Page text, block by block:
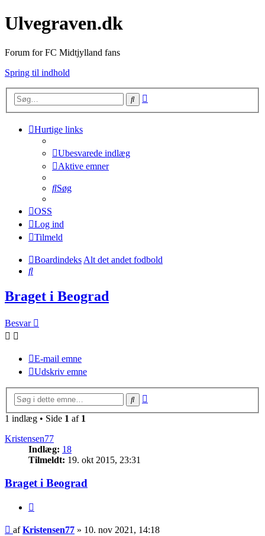
Ulvegraven.dk
Forum for FC Midtjylland fans
Spring til indhold
Søg
Hurtige links
Ubesvarede indlæg
Aktive emner
Søg
OSS
Log ind
Tilmeld
BoardindeksAlt det andet fodbold
Søg
Braget i Beograd
Besvar
E-mail emne
Udskriv emne
Søg
1 indlæg • Side 1 af 1
Kristensen77
Indlæg: 18
Tilmeldt: 19. okt 2015, 23:31
Braget i Beograd
Indlæg
afKristensen77 » 10. nov 2021, 14:18